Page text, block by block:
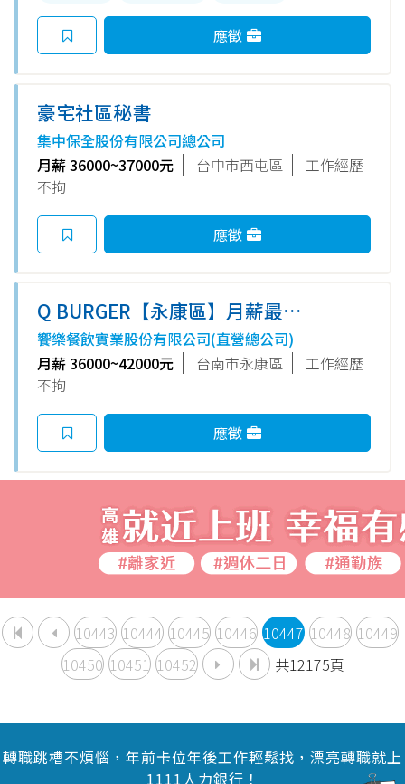
應徵
豪宅社區秘書
集中保全股份有限公司總公司
月薪 36000~37000元
台中市西屯區
工作經歷
不拘
應徵
Q BURGER【永康區】月薪最高
42,000 X儲備幹部一頭班X 歡迎
轉職、新鮮人加入
饗樂餐飲實業股份有限公司(直營總公司)
月薪 36000~42000元
台南市永康區
工作經歷
不拘
應徵
10443 10444 10445 10446 10447 10448 10449
10450 10451 10452 共12175頁
轉職跳槽不煩惱，年前卡位年後工作輕鬆找，漂亮轉職就上
1111人力銀行！